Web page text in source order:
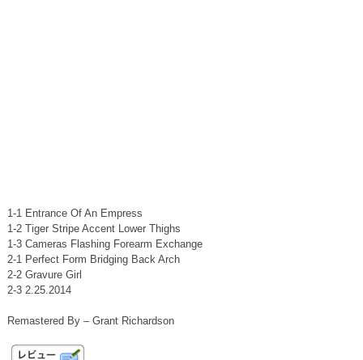
1-1 Entrance Of An Empress
1-2 Tiger Stripe Accent Lower Thighs
1-3 Cameras Flashing Forearm Exchange
2-1 Perfect Form Bridging Back Arch
2-2 Gravure Girl
2-3 2.25.2014
Remastered By – Grant Richardson